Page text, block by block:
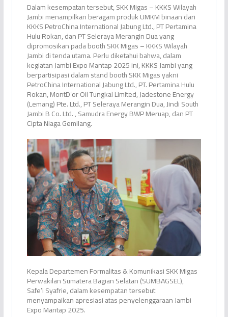
Dalam kesempatan tersebut, SKK Migas – KKKS Wilayah
Jambi menampilkan beragam produk UMKM binaan dari
KKKS PetroChina International Jabung Ltd., PT Pertamina
Hulu Rokan, dan PT Seleraya Merangin Dua yang
dipromosikan pada booth SKK Migas – KKKS Wilayah
Jambi di tenda utama. Perlu diketahui bahwa, dalam
kegiatan Jambi Expo Mantap 2025 ini, KKKS Jambi yang
berpartisipasi dalam stand booth SKK Migas yakni
PetroChina International Jabung Ltd., PT. Pertamina Hulu
Rokan, MontD’or Oil Tungkal Limited, Jadestone Energy
(Lemang) Pte. Ltd., PT Seleraya Merangin Dua, Jindi South
Jambi B Co. Ltd. , Samudra Energy BWP Meruap, dan PT
Cipta Niaga Gemilang.
Kepala Departemen Formalitas & Komunikasi SKK Migas
Perwakilan Sumatera Bagian Selatan (SUMBAGSEL),
Safe’i Syafrie, dalam kesempatan tersebut
menyampaikan apresiasi atas penyelenggaraan Jambi
Expo Mantap 2025.